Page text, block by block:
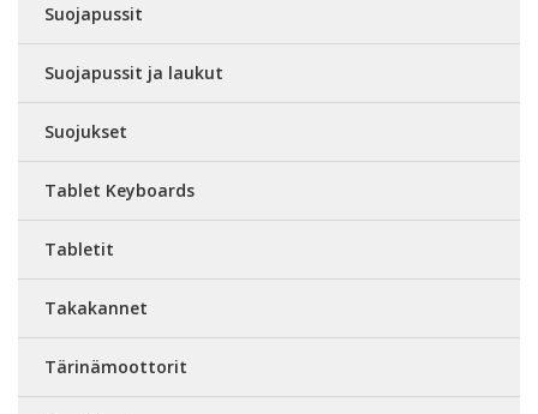
Suojapussit
Suojapussit ja laukut
Suojukset
Tablet Keyboards
Tabletit
Takakannet
Tärinämoottorit